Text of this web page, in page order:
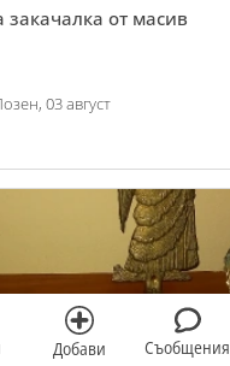
Добави Съобщения
закачалка от масив
03 август